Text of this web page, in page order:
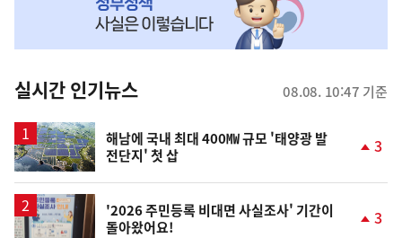
뉴
스
실시간 인기뉴스 08.08. 10:47 기준
해남에 국내 최대 400㎿ 규모 '태양광 발
전단지' 첫 삽
3
'2026 주민등록 비대면 사실조사' 기간이
돌아왔어요!
3